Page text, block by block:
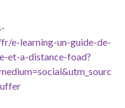
e-learning-un-guide-de-
et-a-distance-foad?